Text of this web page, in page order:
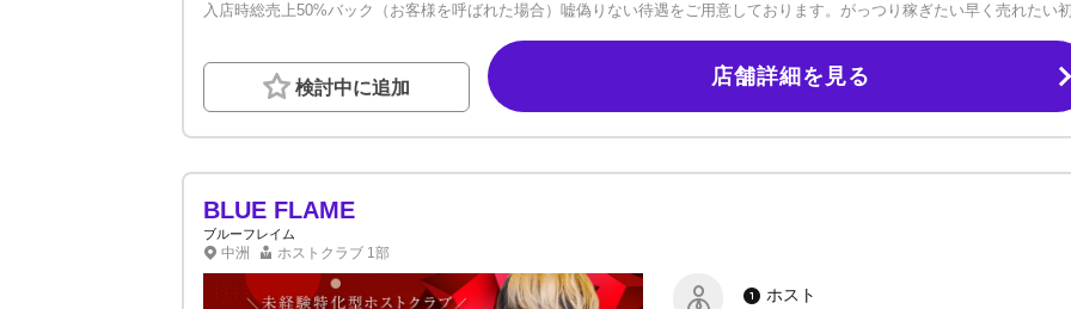
入店時総売上50%バック（お客様を呼ばれた場合）嘘偽りない待遇をご用意しております。がっつり稼ぎたい早く売れたい
0でも月給16,5万円！仕事内容はマニュアル化で未経験でも安心。先輩が丁寧にサポートしますのでやる気をもってきてくだ
い！お酒が飲めなくてもOK！話すのが苦手でもOK！当店では人間関係を一番大事にしています。全員が協力して働きやすい
店作りをしているので心配はいりません。お酒が飲めない方は周りがサポートいたします。遠方や他県からもご応募も大歓
まずは体験入店でお店の雰囲気をみてください。いつでもご応募お待ちしております！
検討中に追加 店舗詳細を見る
BLUE FLAME
ブルーフレイム
中洲 ホストクラブ 1部
ホスト